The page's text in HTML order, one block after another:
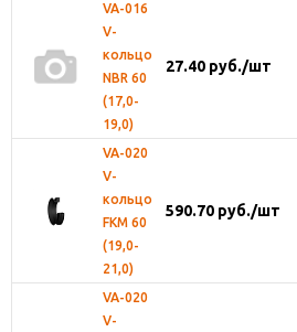
VA-016
V-
кольцо
NBR 60
(17,0-
19,0)
27.40 руб./шт
VA-020
V-
кольцо
FKM 60
(19,0-
21,0)
590.70 руб./шт
VA-020
V-